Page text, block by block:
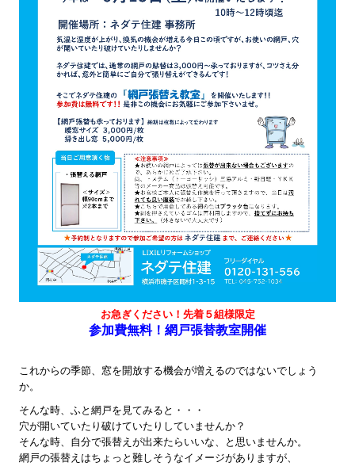
お急ぎください！先着５組様限定
参加費無料！網戸張替教室開催
これからの季節、窓を開放する機会が増えるのではないでしょう
か。
そんな時、ふと網戸を見てみると・・・
穴が開いていたり破けていたりしていませんか？
そんな時、自分で張替えが出来たらいいな、と思いませんか。
網戸の張替えはちょっと難しそうなイメージがありますが、